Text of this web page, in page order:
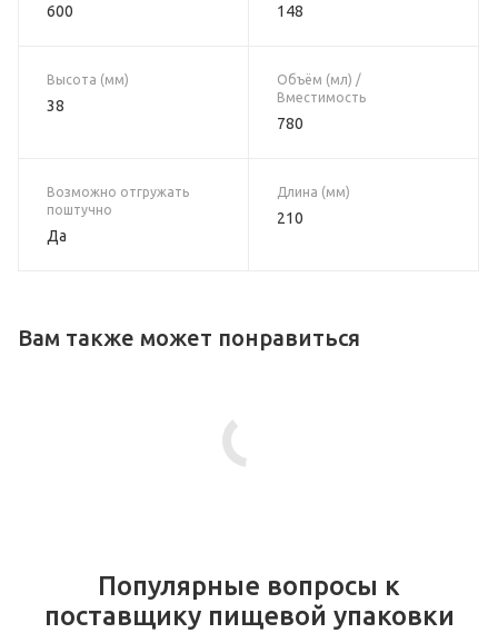
600 148
Высота (мм)
38
Объём (мл) /
Вместимость
780
Возможно отгружать
поштучно
Да
Длина (мм)
210
Вам также может понравиться
Популярные вопросы к
поставщику пищевой упаковки